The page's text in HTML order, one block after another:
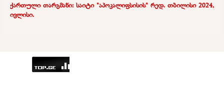
ქართული თარგმანი: საიტი "აპოკალიფსისის" რედ. თბილისი 2024,
ივლისი.